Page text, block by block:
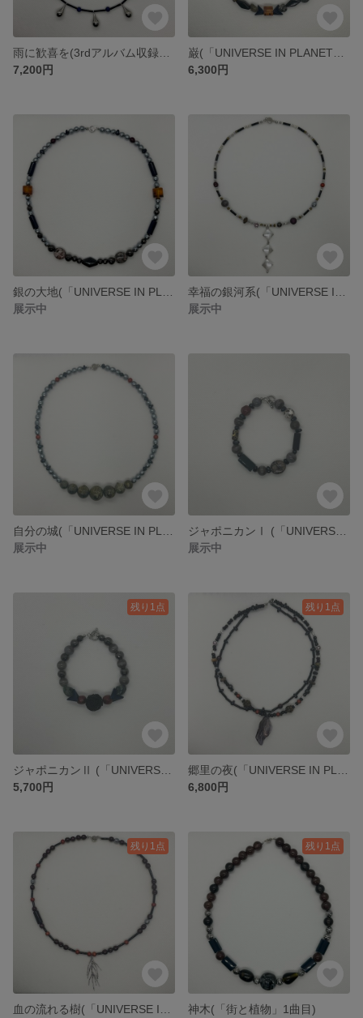
7,200円
6,300円
展示中
展示中
展示中
展示中
残り1点
5,700円
残り1点
6,800円
残り1点 残り1点
神木(「街と植物」1曲目)